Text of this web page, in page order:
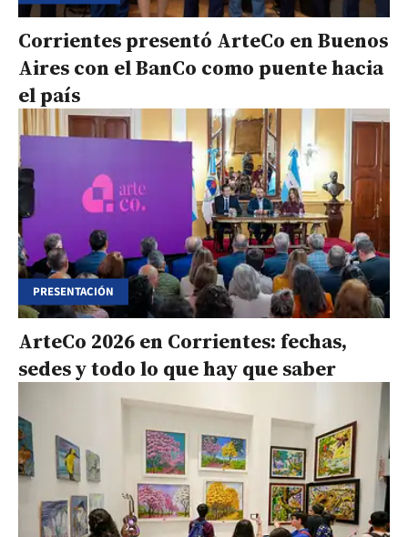
Corrientes presentó ArteCo en Buenos
Aires con el BanCo como puente hacia
el país
PRESENTACIÓN
ArteCo 2026 en Corrientes: fechas,
sedes y todo lo que hay que saber